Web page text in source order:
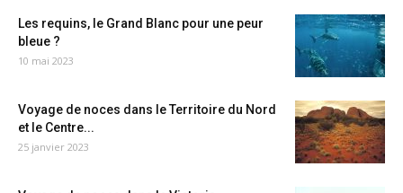
Les requins, le Grand Blanc pour une peur
bleue ?
10 mai 2023
Voyage de noces dans le Territoire du Nord
et le Centre...
25 janvier 2023